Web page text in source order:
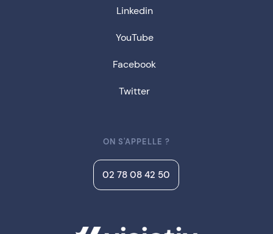
Linkedin
YouTube
Facebook
Twitter
ON S'APPELLE ?
02 78 08 42 50